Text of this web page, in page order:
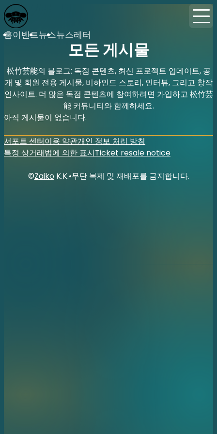
홈이벤트뉴스뉴스레터
모든 게시물
松竹芸能의 블로그: 독점 콘텐츠, 최신 프로젝트 업데이트, 공
개 및 회원 전용 게시물, 비하인드 스토리, 인터뷰, 그리고 창작
인사이트. 더 많은 독점 콘텐츠에 참여하려면 가입하고 松竹芸
能 커뮤니티와 함께하세요.
아직 게시물이 없습니다.
서포트 센터이용 약관개인 정보 처리 방침
특정 상거래법에 의한 표시Ticket resale notice
©ZaikoK.K.•무단 복제 및 재배포를 금지합니다.